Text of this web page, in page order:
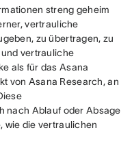
streng geheim
vertrauliche
zu übertragen, zu
vertrauliche
als für das Asana
von Asana Research, an
nach Ablauf oder Absage
wie die vertraulichen